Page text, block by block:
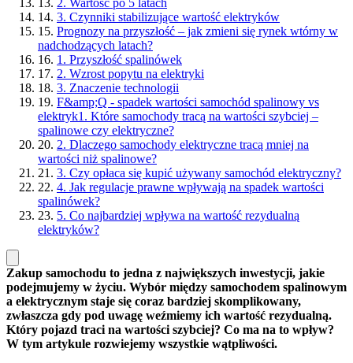
14. 3. Czynniki stabilizujące wartość elektryków
15. Prognozy na przyszłość – jak zmieni się rynek wtórny w
nadchodzących latach?
16. 1. Przyszłość spalinówek
17. 2. Wzrost popytu na elektryki
18. 3. Znaczenie technologii
19. F&amp;Q - spadek wartości samochód spalinowy vs
elektryk1. Które samochody tracą na wartości szybciej –
spalinowe czy elektryczne?
20. 2. Dlaczego samochody elektryczne tracą mniej na
wartości niż spalinowe?
21. 3. Czy opłaca się kupić używany samochód elektryczny?
22. 4. Jak regulacje prawne wpływają na spadek wartości
spalinówek?
23. 5. Co najbardziej wpływa na wartość rezydualną
elektryków?
Zakup samochodu to jedna z największych inwestycji, jakie
podejmujemy w życiu. Wybór między samochodem spalinowym
a elektrycznym staje się coraz bardziej skomplikowany,
zwłaszcza gdy pod uwagę weźmiemy ich wartość rezydualną.
Który pojazd traci na wartości szybciej? Co ma na to wpływ?
W tym artykule rozwiejemy wszystkie wątpliwości.